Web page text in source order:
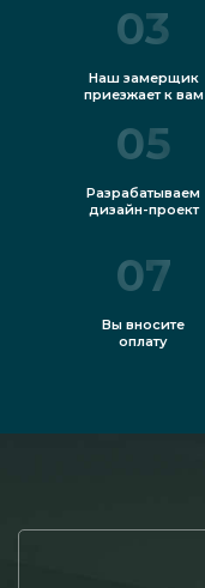
03
Наш замерщик
приезжает к вам
05
Разрабатываем
дизайн-проект
07
Вы вносите
оплату